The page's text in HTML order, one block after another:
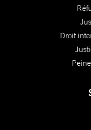
Droit